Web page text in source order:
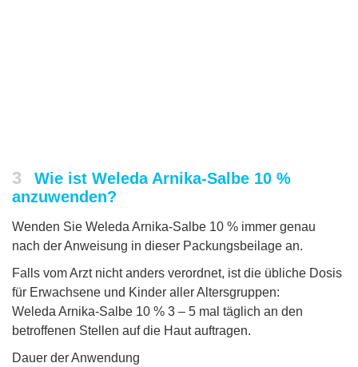
3
Wie ist Weleda Arnika-Salbe 10 %
anzuwenden?
Wenden Sie Weleda Arnika-Salbe 10 % immer genau
nach der Anweisung in dieser Packungsbeilage an.
Falls vom Arzt nicht anders verordnet, ist die übliche Dosis
für Erwachsene und Kinder aller Altersgruppen:
Weleda Arnika-Salbe 10 % 3 – 5 mal täglich an den
betroffenen Stellen auf die Haut auftragen.
Dauer der Anwendung